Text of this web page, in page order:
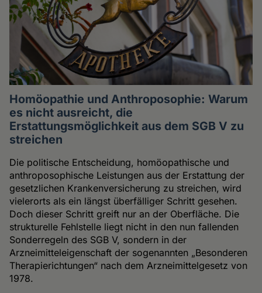
Homöopathie und Anthroposophie: Warum
es nicht ausreicht, die
Erstattungsmöglichkeit aus dem SGB V zu
streichen
Die politische Entscheidung, homöopathische und
anthroposophische Leistungen aus der Erstattung der
gesetzlichen Krankenversicherung zu streichen, wird
vielerorts als ein längst überfälliger Schritt gesehen.
Doch dieser Schritt greift nur an der Oberfläche. Die
strukturelle Fehlstelle liegt nicht in den nun fallenden
Sonderregeln des SGB V, sondern in der
Arzneimitteleigenschaft der sogenannten „Besonderen
Therapierichtungen“ nach dem Arzneimittelgesetz von
1978.